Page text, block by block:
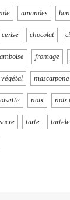
amandes
cerise chocolat
fromage
mascarpone
noix noix
sucre tarte